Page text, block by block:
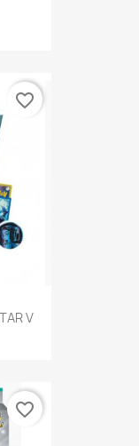
V
favorite_border
favorite_border